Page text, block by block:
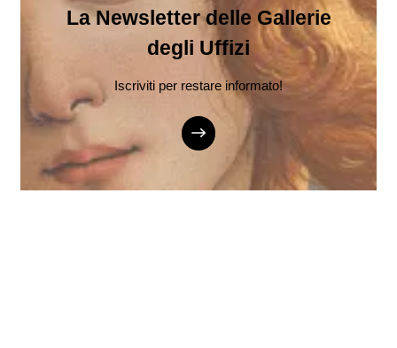
La Newsletter delle Gallerie
degli Uffizi
Iscriviti per restare informato!